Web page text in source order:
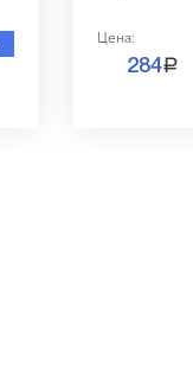
Цена:
284a